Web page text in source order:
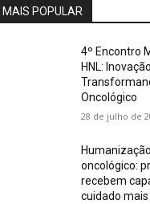
MAIS POPULAR
4º Encontro
HNL:
Oncológico
28 de julho de
oncológico:
recebem
cuidado